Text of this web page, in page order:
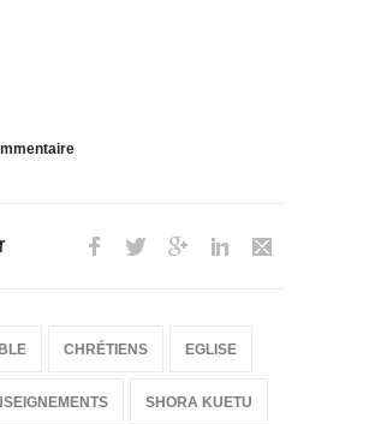
CHRÉTIENS EGLISE
SHORA KUETU